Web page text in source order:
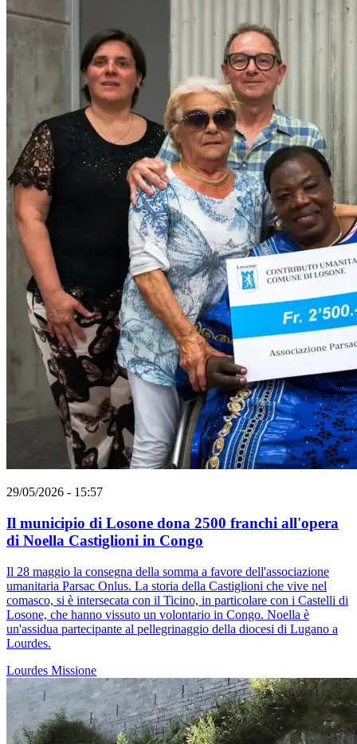
29/05/2026 - 15:57
Il municipio di Losone dona 2500 franchi all'opera
di Noella Castiglioni in Congo
Il 28 maggio la consegna della somma a favore dell'associazione
umanitaria Parsac Onlus. La storia della Castiglioni che vive nel
comasco, si è intersecata con il Ticino, in particolare con i Castelli di
Losone, che hanno vissuto un volontario in Congo. Noella è
un'assidua partecipante al pellegrinaggio della diocesi di Lugano a
Lourdes.
Lourdes Missione